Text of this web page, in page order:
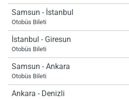
Samsun - İstanbul
Otobüs Bileti
İstanbul - Giresun
Otobüs Bileti
Samsun - Ankara
Otobüs Bileti
Ankara - Denizli